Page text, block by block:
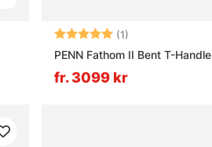
Betyg: (1)
PENN Fathom II Bent T-Handle
fr. 3099 kr